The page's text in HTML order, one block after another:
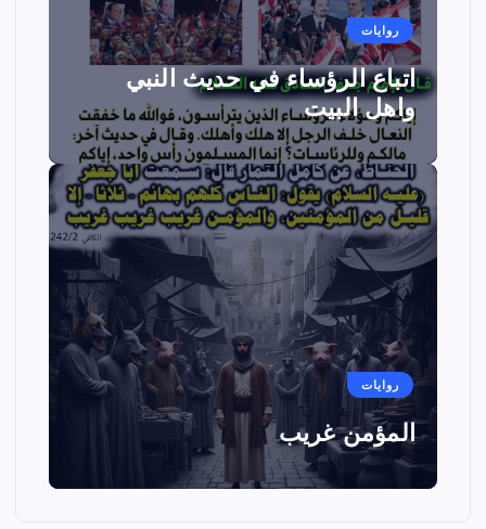
روايات
اتباع الرؤساء في حديث النبي
واهل البيت
روايات
المؤمن غريب